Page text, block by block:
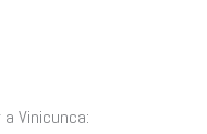
Vinicunca: